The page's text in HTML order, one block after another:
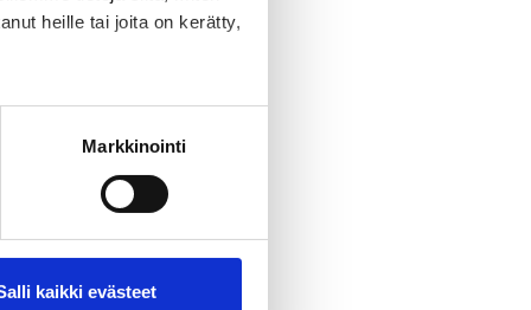
heille tai joita on kerätty,
sivustoilla kävijän selain
tietoja. Google
Markkinointi
kaikki evästeet
K-Citymarketin